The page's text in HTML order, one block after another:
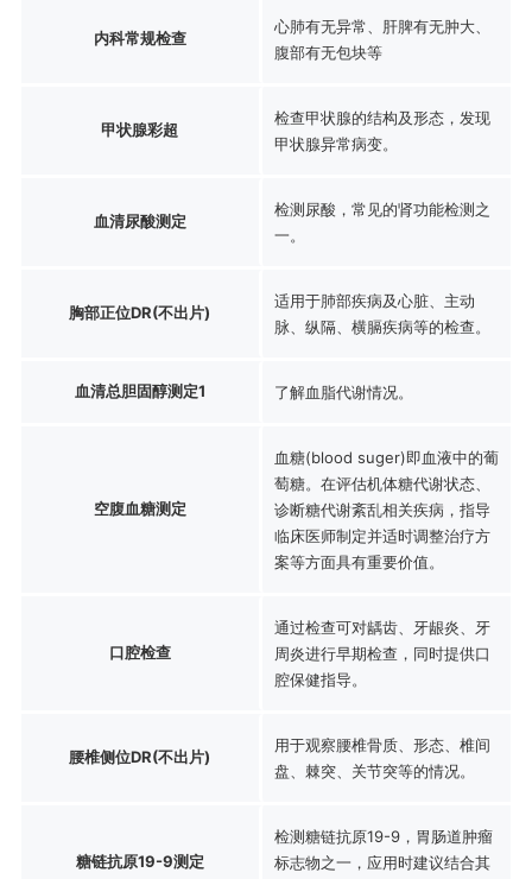
内科常规检查
心肺有无异常、肝脾有无肿大、
腹部有无包块等
甲状腺彩超
检查甲状腺的结构及形态，发现
甲状腺异常病变。
血清尿酸测定
检测尿酸，常见的肾功能检测之
一。
胸部正位DR(不出片)
适用于肺部疾病及心脏、主动
脉、纵隔、横膈疾病等的检查。
血清总胆固醇测定1 了解血脂代谢情况。
空腹血糖测定
血糖(blood suger)即血液中的葡
萄糖。在评估机体糖代谢状态、
诊断糖代谢紊乱相关疾病，指导
临床医师制定并适时调整治疗方
案等方面具有重要价值。
口腔检查
通过检查可对龋齿、牙龈炎、牙
周炎进行早期检查，同时提供口
腔保健指导。
腰椎侧位DR(不出片)
用于观察腰椎骨质、形态、椎间
盘、棘突、关节突等的情况。
糖链抗原19-9测定
检测糖链抗原19-9，胃肠道肿瘤
标志物之一，应用时建议结合其